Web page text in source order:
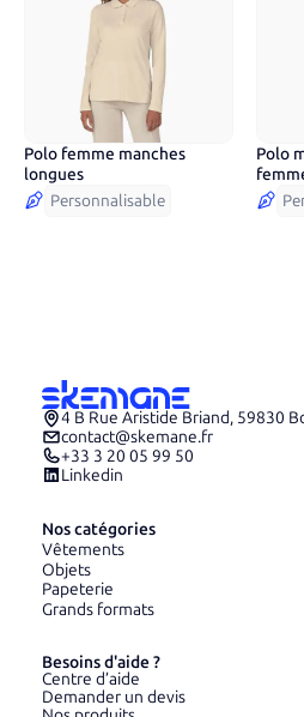
15 couleurs
Polo femme manches
longues
Personnalisable
10
Polo
4 B Rue Aristide Briand, 59830
contact@skemane.fr
+33 3 20 05 99 50
Linkedin
Nos catégories
Vêtements
Objets
Papeterie
Grands formats
Besoins d'aide ?
Centre d’aide
Demander un devis